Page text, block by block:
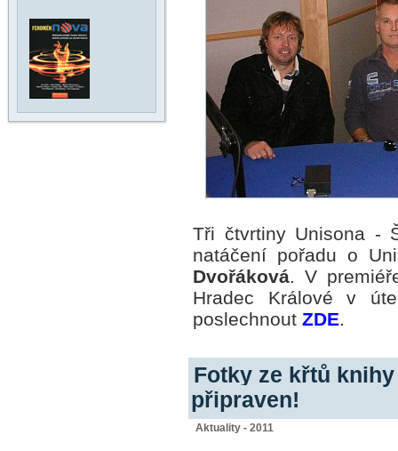
Tři čtvrtiny Unisona -
natáčení pořadu o
Dvořáková. V
Hradec Králové v
poslechnout ZDE.
Fotky ze křtů
připraven!
Aktuality - 2011